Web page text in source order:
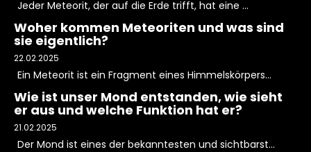
Jeder Meteorit, der auf die Erde trifft, hat eine ...
Woher kommen Meteoriten und was sind
sie eigentlich?
22.02.2025
Ein Meteorit ist ein Fragment eines Himmelskörpers...
Wie ist unser Mond entstanden, wie sieht
er aus und welche Funktion hat er?
21.02.2025
Der Mond ist eines der bekanntesten und sichtbarst...